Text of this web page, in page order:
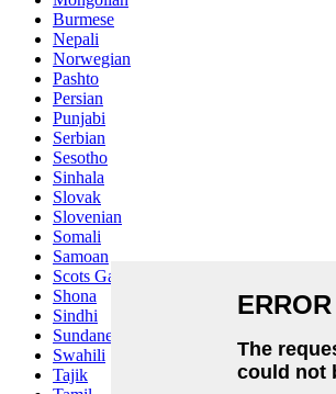
Burmese
Nepali
Norwegian
Pashto
Persian
Punjabi
Serbian
Sesotho
Sinhala
Slovak
Slovenian
Somali
Samoan
Scots Gaelic
Shona
Sindhi
Sundanese
Swahili
Tajik